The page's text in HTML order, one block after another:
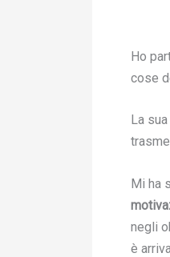
Ho
cose
La
Mi ha
negli
è